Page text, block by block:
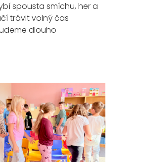
spousta smíchu, her a
trávit volný čas
dlouho